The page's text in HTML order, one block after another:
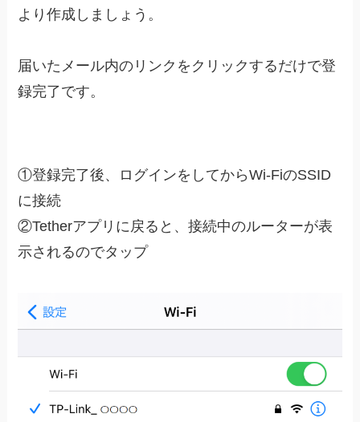
より作成しましょう。
届いたメール内のリンクをクリックするだけで登
録完了です。
①登録完了後、ログインをしてからWi-FiのSSID
に接続
②Tetherアプリに戻ると、接続中のルーターが表
示されるのでタップ